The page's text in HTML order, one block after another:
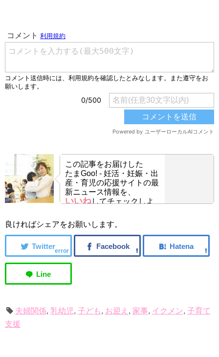
この記事をお届けした
たまGoo! - 妊活・妊娠・出
産・育児の応援サイトの最
新ニュース情報を、
いいねしてチェックしよ
良ければシェアをお願いします。
error
夫婦関係, 乳幼児, 子ども, お迎え , 家事, イクメン, 子育て
支援